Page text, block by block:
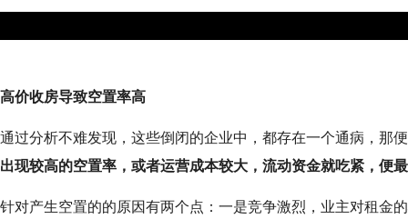
高价收房导致空置率高
通过分析不难发现，这些倒闭的企业中，都存在一个通病，那
出现较高的空置率，或者运营成本较大，流动资金就吃紧，便
针对产生空置的的原因有两个点：一是竞争激烈，业主对租金